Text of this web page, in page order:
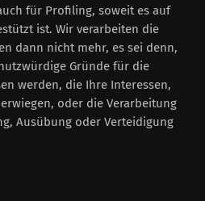
für Profiling, soweit es auf
ist. Wir verarbeiten die
dann nicht mehr, es sei denn,
Gründe für die
werden, die Ihre Interessen,
oder die Verarbeitung
Ausübung oder Verteidigung